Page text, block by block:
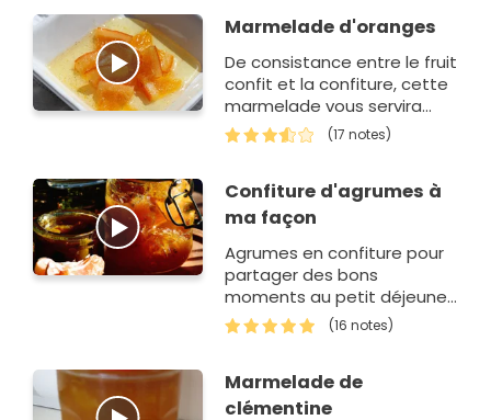
Marmelade d'oranges
De consistance entre le fruit
confit et la confiture, cette
marmelade vous servira
pour parfumer vos gâteaux:
bûche orange-choco,
baba, ou…
(17 notes)
Confiture d'agrumes à
ma façon
Agrumes en confiture pour
partager des bons
moments au petit déjeuner
quand on en a le temps.....
(16 notes)
Marmelade de
clémentine